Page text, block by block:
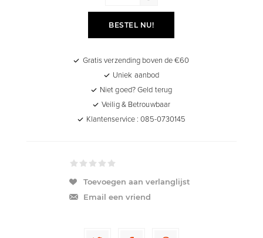
BESTEL NU!
Gratis verzending boven de €60
Uniek aanbod
Niet goed? Geld terug
Veilig & Betrouwbaar
Klantenservice : 085-0730145
Toevoegen aan verlanglijst
Email een vriend